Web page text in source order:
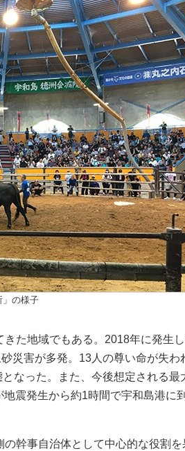
」の様子
た地域でもある。2018年に発生
災害が多発。13人の尊い命が失わ
なった。また、今後想定される最
震発生から約1時間で宇和島港に
幹事自治体として中心的な役割を